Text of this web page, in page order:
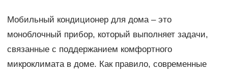
Мобильный кондиционер для дома – это
моноблочный прибор, который выполняет задачи,
связанные с поддержанием комфортного
микроклимата в доме. Как правило, современные